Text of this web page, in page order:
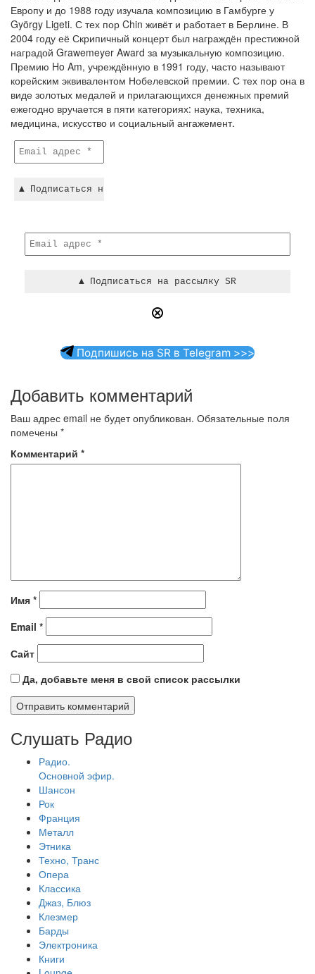
Европу и до 1988 году изучала композицию в Гамбурге у
György Ligeti. С тех пор Chin живёт и работает в Берлине. В
2004 году её Скрипичный концерт был награждён престижной
наградой Grawemeyer Award за музыкальную композицию.
Премию Ho Am, учреждённую в 1991 году, часто называют
корейским эквивалентом Нобелевской премии. С тех пор она в
виде золотых медалей и прилагающихся денежных премий
ежегодно вручается в пяти категориях: наука, техника,
медицина, искусство и социальный ангажемент.
Подпишись на SR в Telegram >>>
Добавить комментарий
Ваш адрес email не будет опубликован. Обязательные поля
помечены *
Комментарий *
Имя *
Email *
Сайт
Да, добавьте меня в свой список рассылки
Слушать Радио
Радио.
Основной эфир.
Шансон
Рок
Франция
Металл
Этника
Техно, Транс
Опера
Классика
Джаз, Блюз
Клезмер
Барды
Электроника
Книги